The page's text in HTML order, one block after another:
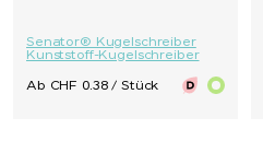
Senator® Kugelschreiber
Kunststoff-Kugelschreiber
Ab CHF 0.38 / Stück